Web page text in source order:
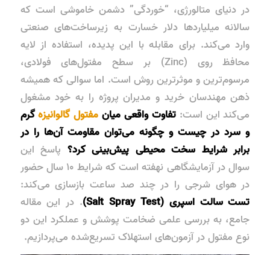
در دنیای متالورژی، “خوردگی” دشمن خاموشی است که
سالانه میلیاردها دلار خسارت به زیرساخت‌های صنعتی
وارد می‌کند. برای مقابله با این پدیده، استفاده از لایه
محافظ روی (Zinc) بر سطح مفتول‌های فولادی،
مرسوم‌ترین و موثرترین روش است. اما سوالی که همیشه
ذهن مهندسان خرید و مدیران پروژه را به خود مشغول
می‌کند این است:تفاوت واقعی میان مفتول گالوانیزهگرم
و سرد در چیست و چگونه می‌توان مقاومت آن‌ها را در
برابر شرایط سخت محیطی پیش‌بینی کرد؟ پاسخ این
سوال در آزمایشگاهی نهفته است که شرایط ۱۰ سال حضور
در هوای شرجی را در چند صد ساعت بازسازی می‌کند:
تست سالت اسپری (Salt Spray Test)
. در این مقاله
جامع، به بررسی علمی ضخامت پوشش و عملکرد این دو
نوع مفتول در آزمون‌های استهلاک تسریع‌شده می‌پردازیم.